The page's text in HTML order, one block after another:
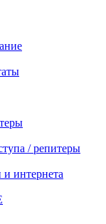
/ репитеры
и интернета